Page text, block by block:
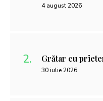
4 august 2026
Grătar cu
30 iulie 2026